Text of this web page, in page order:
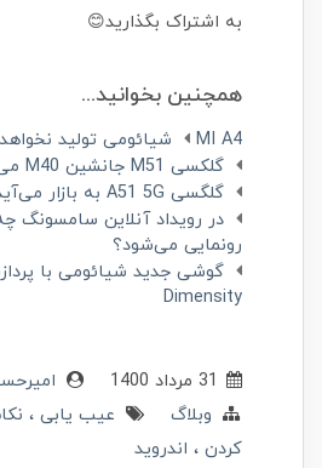
به اشتراک بگذارید😊
همچنین بخوانید...
MI A4 شیائومی تولید نخواهد شد
گلکسی M51 جانشین M40 می‌شود
گلگسی A51 5G به بازار می‌آید
در رویداد آنلاین سامسونگ
رونمایی می‌شود؟
گوشی جدید شیائومی با
Dimensity
وبلاگ
عیب یابی
کردن
اندروید